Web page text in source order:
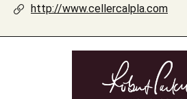
http://www.cellercalpla.com